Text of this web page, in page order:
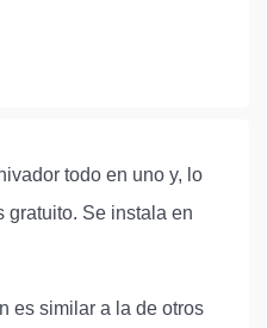
todo en uno y, lo
gratuito. Se instala en
es similar a la de otros